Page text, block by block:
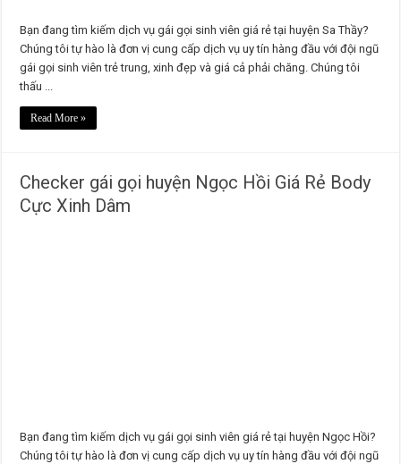
Bạn đang tìm kiếm dịch vụ gái gọi sinh viên giá rẻ tại huyện Sa Thầy?
Chúng tôi tự hào là đơn vị cung cấp dịch vụ uy tín hàng đầu với đội ngũ
gái gọi sinh viên trẻ trung, xinh đẹp và giá cả phải chăng. Chúng tôi
thấu ...
Read More »
Checker gái gọi huyện Ngọc Hồi Giá Rẻ Body
Cực Xinh Dâm
Bạn đang tìm kiếm dịch vụ gái gọi sinh viên giá rẻ tại huyện Ngọc Hồi?
Chúng tôi tự hào là đơn vị cung cấp dịch vụ uy tín hàng đầu với đội ngũ